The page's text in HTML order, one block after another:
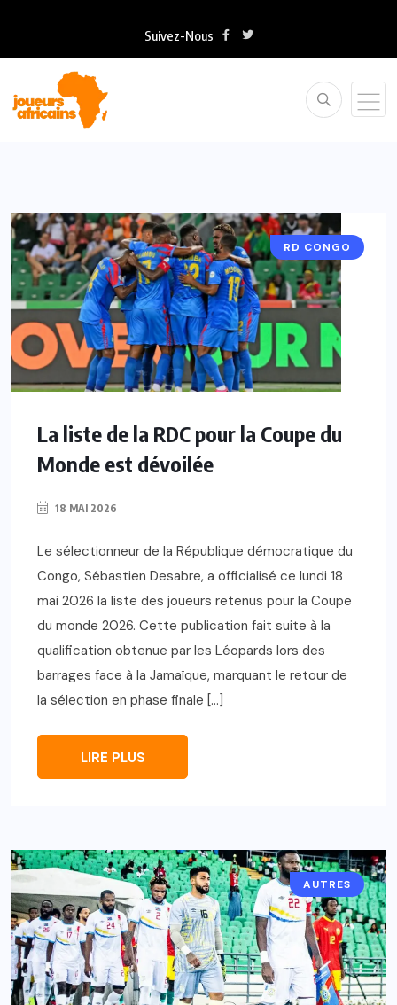
Suivez-Nous
RD CONGO
La liste de la RDC pour la Coupe du
Monde est dévoilée
18 MAI 2026
Le sélectionneur de la République démocratique du
Congo, Sébastien Desabre, a officialisé ce lundi 18
mai 2026 la liste des joueurs retenus pour la Coupe
du monde 2026. Cette publication fait suite à la
qualification obtenue par les Léopards lors des
barrages face à la Jamaïque, marquant le retour de
la sélection en phase finale […]
LIRE PLUS
AUTRES